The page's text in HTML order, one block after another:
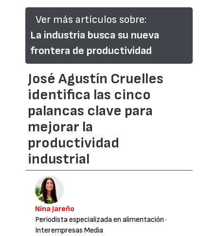
Ver más artículos sobre:
La industria busca su nueva
frontera de productividad
José Agustín Cruelles
identifica las cinco
palancas clave para
mejorar la
productividad
industrial
Nina Jareño
Periodista especializada en alimentación ·
Interempresas Media